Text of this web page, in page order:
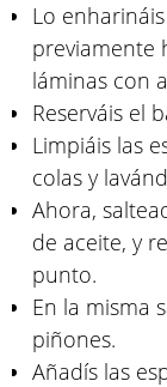
Lo
previamente
láminas con
Reserváis el
Limpiáis las
colas y
Ahora,
de aceite, y
punto.
En la misma
piñones.
Añadís las